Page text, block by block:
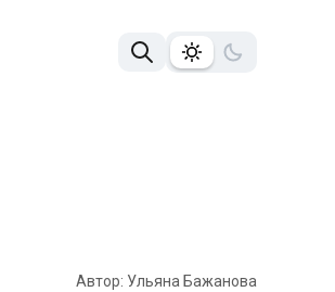
Автор: Ульяна Бажанова